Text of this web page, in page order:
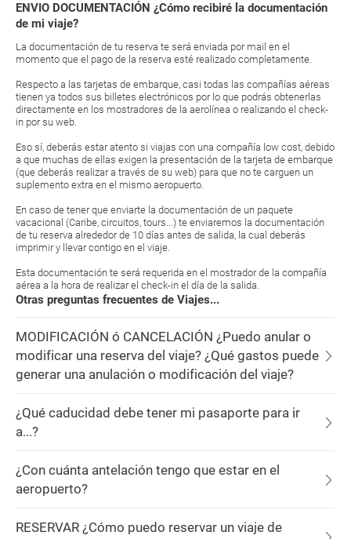
ENVIO DOCUMENTACIÓN ¿Cómo recibiré la documentación
de mi viaje?
La documentación de tu reserva te será enviada por mail en el
momento que el pago de la reserva esté realizado completamente.
Respecto a las tarjetas de embarque, casi todas las compañías aéreas
tienen ya todos sus billetes electrónicos por lo que podrás obtenerlas
directamente en los mostradores de la aerolínea o realizando el check-
in por su web.
Eso sí, deberás estar atento si viajas con una compañía low cost, debido
a que muchas de ellas exigen la presentación de la tarjeta de embarque
(que deberás realizar a través de su web) para que no te carguen un
suplemento extra en el mismo aeropuerto.
En caso de tener que enviarte la documentación de un paquete
vacacional (Caribe, circuitos, tours...) te enviaremos la documentación
de tu reserva alrededor de 10 días antes de salida, la cual deberás
imprimir y llevar contigo en el viaje.
Esta documentación te será requerida en el mostrador de la compañía
aérea a la hora de realizar el check-in el día de la salida.
Otras preguntas frecuentes de Viajes...
MODIFICACIÓN ó CANCELACIÓN ¿Puedo anular o
modificar una reserva del viaje? ¿Qué gastos puede
generar una anulación o modificación del viaje?
¿Qué caducidad debe tener mi pasaporte para ir
a...?
¿Con cuánta antelación tengo que estar en el
aeropuerto?
RESERVAR ¿Cómo puedo reservar un viaje de